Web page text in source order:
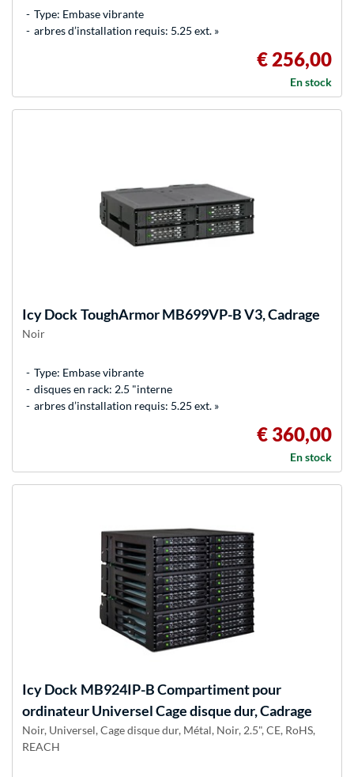
Type: Embase vibrante
arbres d’installation requis: 5.25 ext. »
€ 256,00
En stock
Icy DockToughArmor MB699VP-B V3, Cadrage
Noir
Type: Embase vibrante
disques en rack: 2.5 "interne
arbres d’installation requis: 5.25 ext. »
€ 360,00
En stock
Icy Dock MB924IP-B Compartiment pour
ordinateur Universel Cage disque dur, Cadrage
Noir, Universel, Cage disque dur, Métal, Noir, 2.5", CE, RoHS,
REACH